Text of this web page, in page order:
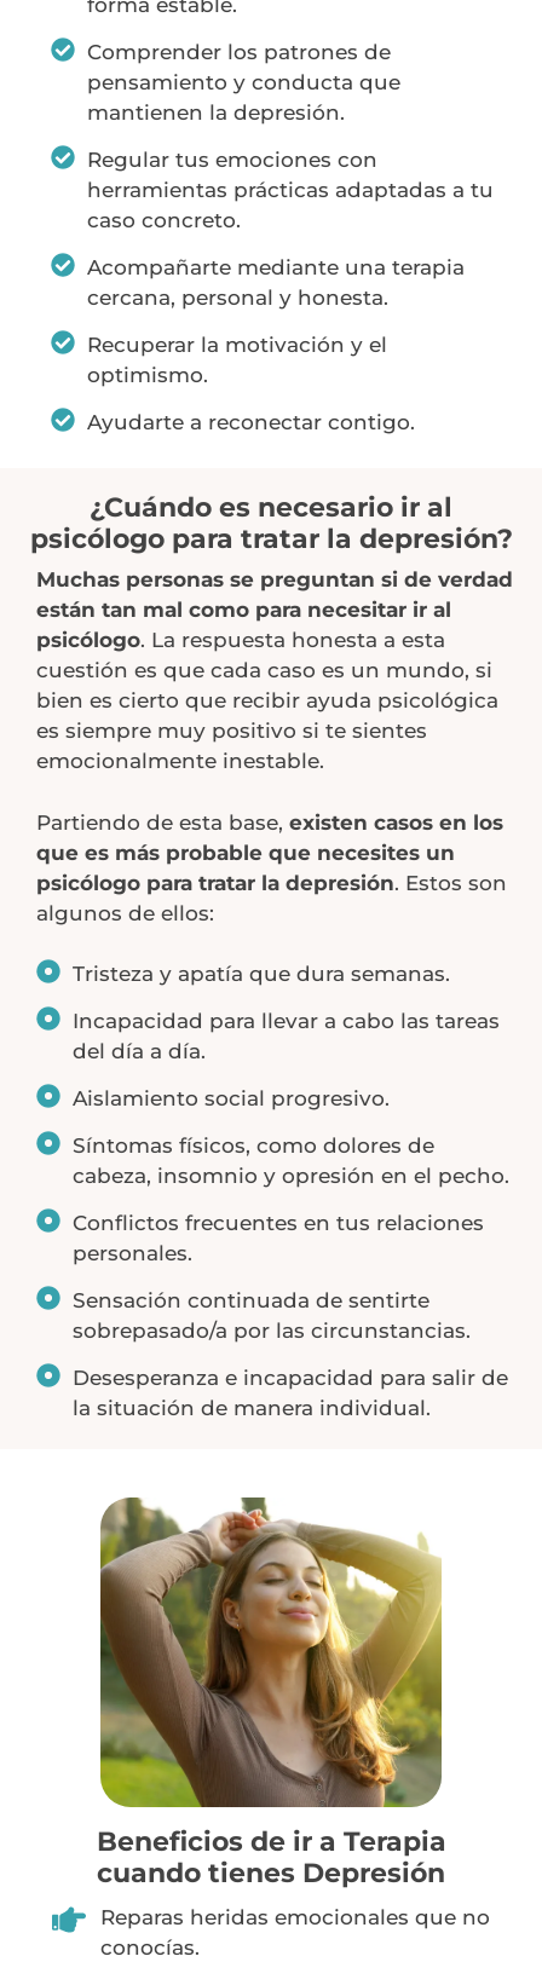
forma estable.
Comprender los patrones de
pensamiento y conducta que
mantienen la depresión.
Regular tus emociones con
herramientas prácticas adaptadas a tu
caso concreto.
Acompañarte mediante una terapia
cercana, personal y honesta.
Recuperar la motivación y el
optimismo.
Ayudarte a reconectar contigo.
¿Cuándo es necesario ir al
psicólogo para tratar la depresión?
Muchas personas se preguntan si de verdad
están tan mal como para necesitar ir al
psicólogo. La respuesta honesta a esta
cuestión es que cada caso es un mundo, si
bien es cierto que recibir ayuda psicológica
es siempre muy positivo si te sientes
emocionalmente inestable.
Partiendo de esta base,existen casos en los
que es más probable que necesites un
psicólogo para tratar la depresión. Estos son
algunos de ellos:
Tristeza y apatía que dura semanas.
Incapacidad para llevar a cabo las tareas
del día a día.
Aislamiento social progresivo.
Síntomas físicos, como dolores de
cabeza, insomnio y opresión en el pecho.
Conflictos frecuentes en tus relaciones
personales.
Sensación continuada de sentirte
sobrepasado/a por las circunstancias.
Desesperanza e incapacidad para salir de
la situación de manera individual.
Beneficios de ir a Terapia
cuando tienes Depresión
Reparas heridas emocionales que no
conocías.